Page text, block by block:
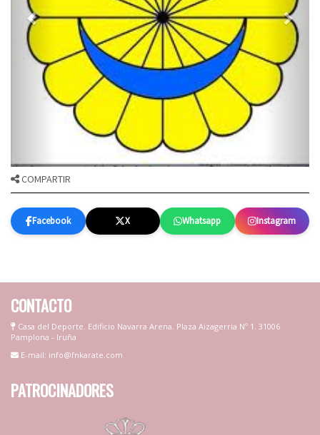
COMPARTIR
Facebook X Whatsapp Instagram
CONTACTO
Casa del Deporte. Edificio Navarra Arena. Plaza Aizagerria Nº 1. 31006
Pamplona - Iruña
E-mail: info@fnkarate.com
PATROCINADORES